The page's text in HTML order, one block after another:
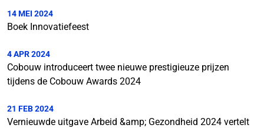
14 MEI 2024
Boek Innovatiefeest
4 APR 2024
Cobouw introduceert twee nieuwe prestigieuze prijzen
tijdens de Cobouw Awards 2024
21 FEB 2024
Vernieuwde uitgave Arbeid &amp; Gezondheid 2024 vertelt